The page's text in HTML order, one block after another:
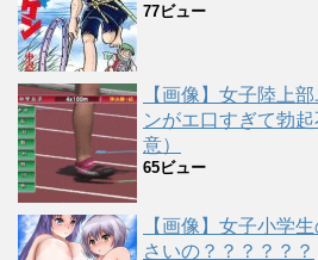
77ビュー
【画像】女子陸上
ンがエ口すぎて勃
意）
65ビュー
【画像】女子小学
さいの？？？？？？